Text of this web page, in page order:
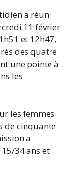
a réuni
11 février
et 12h47,
des quatre
une pointe à
les
les femmes
de cinquante
a
34 ans et